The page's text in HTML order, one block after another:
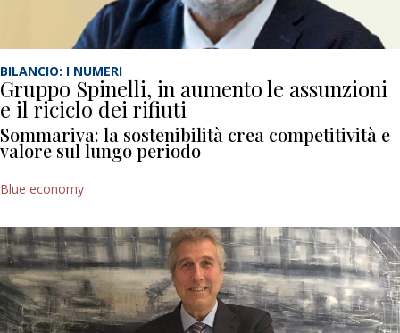
BILANCIO: I NUMERI
Gruppo Spinelli, in aumento le assunzioni
e il riciclo dei rifiuti
Sommariva: la sostenibilità crea competitività e
valore sul lungo periodo
Blue economy